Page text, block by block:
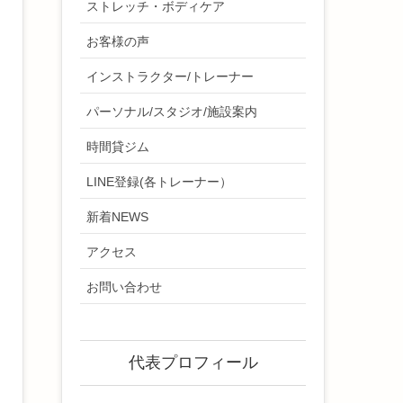
ストレッチ・ボディケア
お客様の声
インストラクター/トレーナー
パーソナル/スタジオ/施設案内
時間貸ジム
LINE登録(各トレーナー）
新着NEWS
アクセス
お問い合わせ
代表プロフィール